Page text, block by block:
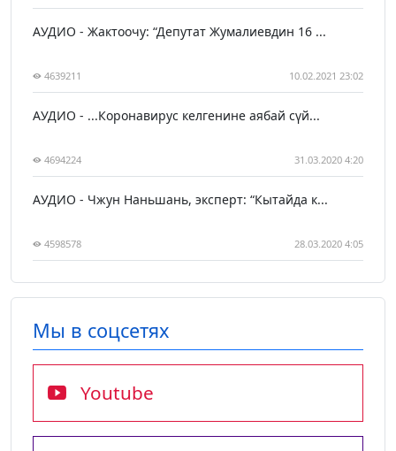
АУДИО - Жактоочу: “Депутат Жумалиевдин 16 ...
4639211 10.02.2021 23:02
АУДИО - ...Коронавирус келгенине аябай сүй...
4694224 31.03.2020 4:20
АУДИО - Чжун Наньшань, эксперт: “Кытайда к...
4598578 28.03.2020 4:05
Мы в соцсетях
Youtube